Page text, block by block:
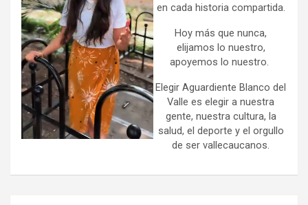
en cada historia compartida.
Hoy más que nunca,
elijamos lo nuestro,
apoyemos lo nuestro.
Elegir Aguardiente Blanco del
Valle es elegir a nuestra
gente, nuestra cultura, la
salud, el deporte y el orgullo
de ser vallecaucanos.